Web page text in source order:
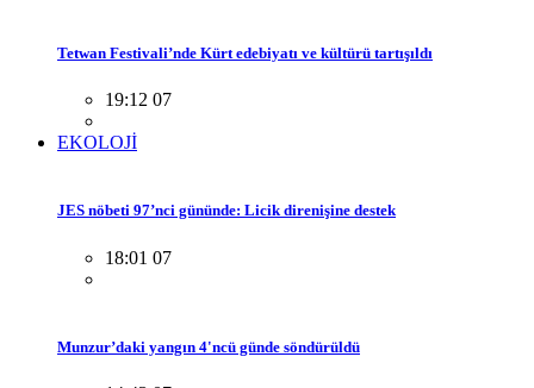
Tetwan Festivali’nde Kürt edebiyatı ve kültürü tartışıldı
19:12 07
EKOLOJİ
JES nöbeti 97’nci gününde: Licik direnişine destek
18:01 07
Munzur’daki yangın 4'ncü günde söndürüldü